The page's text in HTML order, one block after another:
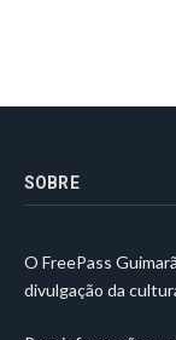
SOBRE
O FreePass
divulgação da